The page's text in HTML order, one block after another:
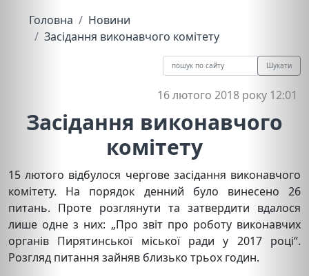
Головна
Новини
Засідання виконавчого комітету
Шукати
16 лютого 2018 року 12:01
Засідання виконавчого
комітету
15 лютого відбулося чергове засідання виконавчого
комітету. На порядок денний було винесено 26
питань. Проте розглянути та затвердити вдалося
лише одне з них: „Про звіт про роботу виконавчих
органів Пирятинської міської ради у 2017 році“.
Розгляд питання зайняв близько трьох годин.